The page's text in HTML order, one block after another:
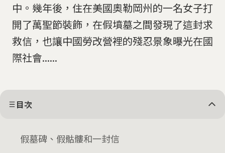
中。幾年後，住在美國奧勒岡州的一名女子打
開了萬聖節裝飾，在假墳墓之間發現了這封求
救信，也讓中國勞改營裡的殘忍景象曝光在國
際社會......
目次
假墓碑、假骷髏和一封信